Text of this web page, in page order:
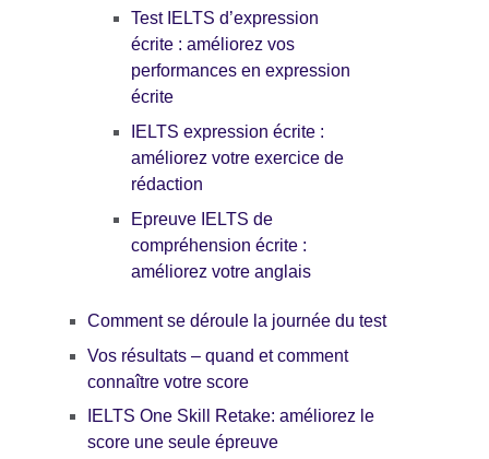
Test IELTS d’expression
écrite : améliorez vos
performances en expression
écrite
IELTS expression écrite :
améliorez votre exercice de
rédaction
Epreuve IELTS de
compréhension écrite :
améliorez votre anglais
Comment se déroule la journée du test
Vos résultats – quand et comment
connaître votre score
IELTS One Skill Retake: améliorez le
score une seule épreuve